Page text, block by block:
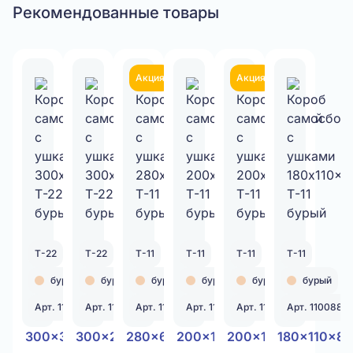
Рекомендованные товары
Т-22
бурый
Арт. 110081
300x300x100
Т-22
бурый
Арт. 110082
300x230x120
Акция
Т-11
бурый
Арт. 110083
280x60x45
Т-11
бурый
Арт. 110086
200x100x50
Акция
Т-11
бурый
Арт. 110087
200x150x80
Т-11
бурый
Арт. 110088
180x110x80